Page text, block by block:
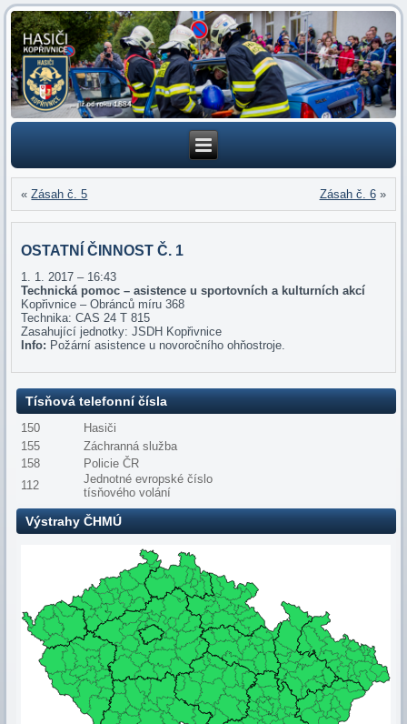
«Zásah č. 5 Zásah č. 6»
OSTATNÍ ČINNOST Č. 1
1. 1. 2017 – 16:43
Technická pomoc – asistence u sportovních a kulturních akcí
Kopřivnice – Obránců míru 368
Technika: CAS 24 T 815
Zasahující jednotky: JSDH Kopřivnice
Info: Požární asistence u novoročního ohňostroje.
Tísňová telefonní čísla
150
Hasiči
155
Záchranná služba
158
Policie ČR
112
Jednotné evropské číslo
tísňového volání
Výstrahy ČHMÚ